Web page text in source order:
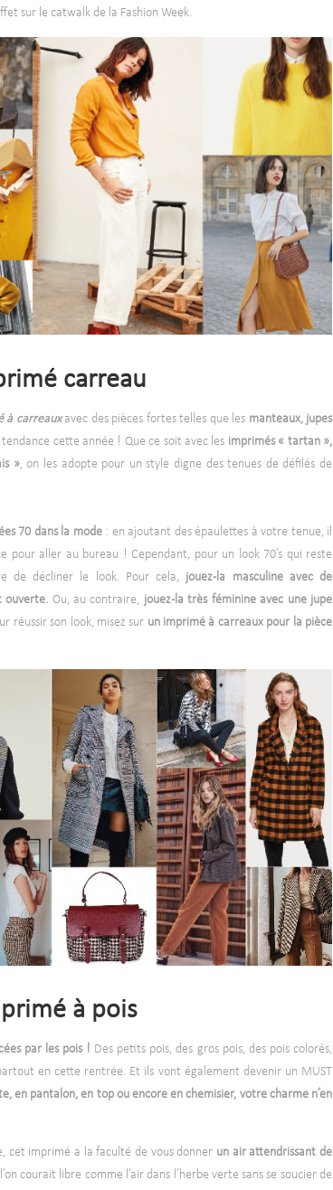
sur le catwalk de la Fashion Week.
carreau
à carreauxavec des pièces fortes telles que les manteaux, jupes
cette année ! Que ce soit avec les imprimés « tartan »,
», on les adopte pour un style digne des tenues de défilés de
70 dans la mode: en ajoutant des épaulettes à votre tenue, il
pour aller au bureau ! Cependant, pour un look 70’s qui reste
de décliner le look. Pour cela, jouez-la masculine avec de
ouverte. Ou, au contraire, jouez-la très féminine avec une jupe
réussir son look, misez sur un imprimé à carreaux pour la pièce
à pois
par les pois ! Des petits pois, des gros pois, des pois colorés,
en cette rentrée. Et ils vont également devenir un MUST
en pantalon, en top ou encore en chemisier, votre charme n’en
cet imprimé a la faculté de vous donner un air attendrissant de
courait libre comme l’air dans l’herbe verte sans se soucier de